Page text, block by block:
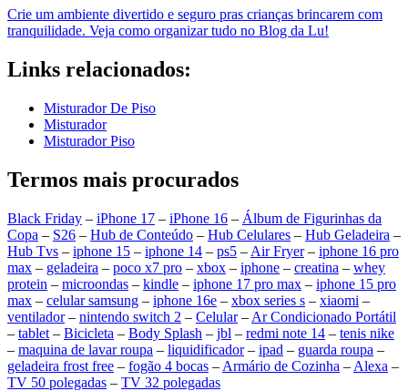
Crie um ambiente divertido e seguro pras crianças brincarem com
tranquilidade. Veja como organizar tudo no Blog da Lu!
Links relacionados:
Misturador De Piso
Misturador
Misturador Piso
Termos mais procurados
Black Friday – iPhone 17 – iPhone 16 – Álbum de Figurinhas da
Copa – S26 – Hub de Conteúdo – Hub Celulares – Hub Geladeira –
Hub Tvs – iphone 15 – iphone 14 – ps5 – Air Fryer– iphone 16 pro
max – geladeira – poco x7 pro – xbox – iphone – creatina – whey
protein – microondas – kindle – iphone 17 pro max – iphone 15 pro
max – celular samsung – iphone 16e – xbox series s – xiaomi –
ventilador– nintendo switch 2 – Celular– Ar Condicionado Portátil
– tablet – Bicicleta – Body Splash – jbl – redmi note 14 – tenis nike
– maquina de lavar roupa – liquidificador– ipad – guarda roupa –
geladeira frost free – fogão 4 bocas – Armário de Cozinha – Alexa –
TV 50 polegadas – TV 32 polegadas